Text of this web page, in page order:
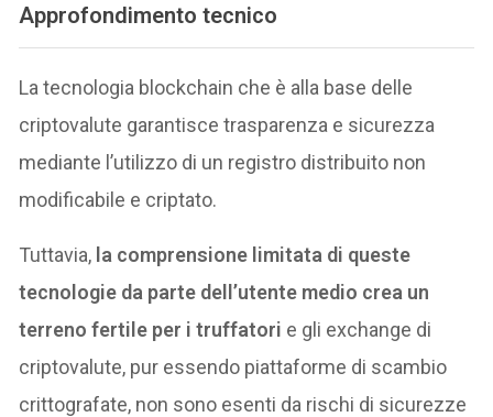
Approfondimento tecnico
La tecnologia blockchain che è alla base delle
criptovalute garantisce trasparenza e sicurezza
mediante l’utilizzo di un registro distribuito non
modificabile e criptato.
Tuttavia, la comprensione limitata di queste
tecnologie da parte dell’utente medio crea un
terreno fertile per i truffatori e gli exchange di
criptovalute, pur essendo piattaforme di scambio
crittografate, non sono esenti da rischi di sicurezze